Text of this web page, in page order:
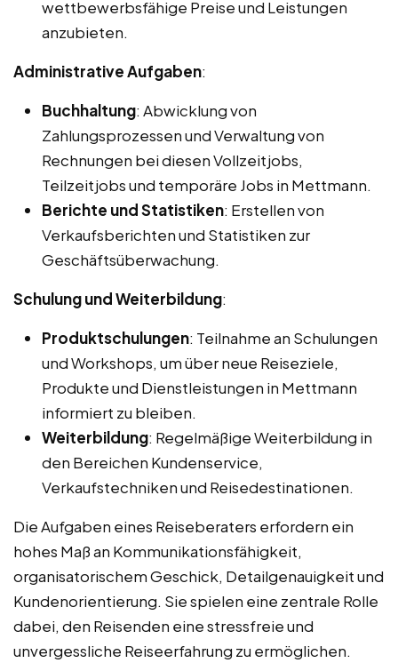
wettbewerbsfähige Preise und Leistungen
anzubieten.
Administrative Aufgaben:
Buchhaltung: Abwicklung von
Zahlungsprozessen und Verwaltung von
Rechnungen bei diesen Vollzeitjobs,
Teilzeitjobs und temporäre Jobs in Mettmann.
Berichte und Statistiken: Erstellen von
Verkaufsberichten und Statistiken zur
Geschäftsüberwachung.
Schulung und Weiterbildung:
Produktschulungen: Teilnahme an Schulungen
und Workshops, um über neue Reiseziele,
Produkte und Dienstleistungen in Mettmann
informiert zu bleiben.
Weiterbildung: Regelmäßige Weiterbildung in
den Bereichen Kundenservice,
Verkaufstechniken und Reisedestinationen.
Die Aufgaben eines Reiseberaters erfordern ein
hohes Maß an Kommunikationsfähigkeit,
organisatorischem Geschick, Detailgenauigkeit und
Kundenorientierung. Sie spielen eine zentrale Rolle
dabei, den Reisenden eine stressfreie und
unvergessliche Reiseerfahrung zu ermöglichen.